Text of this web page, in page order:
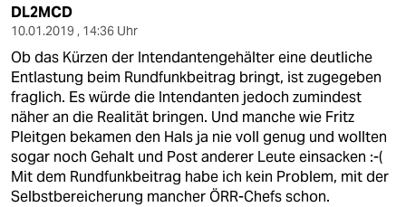
berlin
nord
wahrheit
verlag
verlag
DL2MCD
10.01.2019 , 14:36 Uhr
Ob das Kürzen der Intendantengehälter eine deutliche
Entlastung beim Rundfunkbeitrag bringt, ist zugegeben
fraglich. Es würde die Intendanten jedoch zumindest
näher an die Realität bringen. Und manche wie Fritz
Pleitgen bekamen den Hals ja nie voll genug und wollten
sogar noch Gehalt und Post anderer Leute einsacken :-(
Mit dem Rundfunkbeitrag habe ich kein Problem, mit der
Selbstbereicherung mancher ÖRR-Chefs schon.